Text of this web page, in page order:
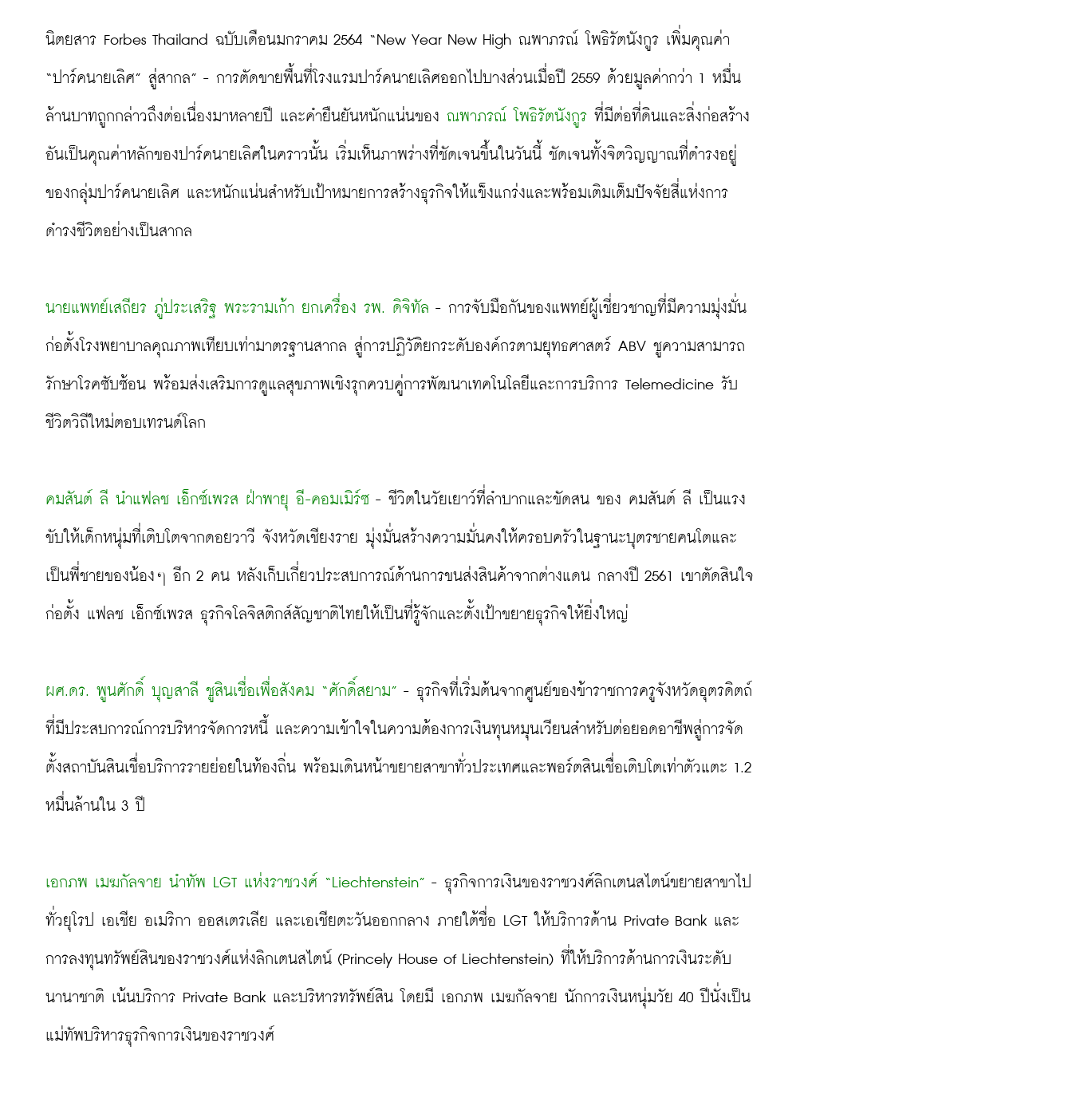
นิตยสาร Forbes Thailand ฉบับเดือนมกราคม 2564 “New Year New High ณพาภรณ์ โพธิรัตนังกูร เพิ่มคุณค่า
“ปาร์คนายเลิศ” สู่สากล” - การตัดขายพื้นที่โรงแรมปาร์คนายเลิศออกไปบางส่วนเมื่อปี 2559 ด้วยมูลค่ากว่า 1 หมื่น
ล้านบาทถูกกล่าวถึงต่อเนื่องมาหลายปี และคำยืนยันหนักแน่นของ ณพาภรณ์ โพธิรัตนังกูร ที่มีต่อที่ดินและสิ่งก่อสร้าง
อันเป็นคุณค่าหลักของปาร์คนายเลิศในคราวนั้น เริ่มเห็นภาพร่างที่ชัดเจนขึ้นในวันนี้ ชัดเจนทั้งจิตวิญญาณที่ดำรงอยู่
ของกลุ่มปาร์คนายเลิศ และหนักแน่นสำหรับเป้าหมายการสร้างธุรกิจให้แข็งแกร่งและพร้อมเติมเต็มปัจจัยสี่แห่งการ
ดำรงชีวิตอย่างเป็นสากล
นายแพทย์เสถียร ภู่ประเสริฐ พระรามเก้า ยกเครื่อง รพ. ดิจิทัล - การจับมือกันของแพทย์ผู้เชี่ยวชาญที่มีความมุ่งมั่น
ก่อตั้งโรงพยาบาลคุณภาพเทียบเท่ามาตรฐานสากล สู่การปฏิวัติยกระดับองค์กรตามยุทธศาสตร์ ABV ชูความสามารถ
รักษาโรคซับซ้อน พร้อมส่งเสริมการดูแลสุขภาพเชิงรุกควบคู่การพัฒนาเทคโนโลยีและการบริการ Telemedicine รับ
ชีวิตวิถีใหม่ตอบเทรนด์โลก
คมสันต์ ลี นำแฟลช เอ็กซ์เพรส ฝ่าพายุ อี-คอมเมิร์ซ - ชีวิตในวัยเยาว์ที่ลำบากและขัดสน ของ คมสันต์ ลี เป็นแรง
ขับให้เด็กหนุ่มที่เติบโตจากดอยวาวี จังหวัดเชียงราย มุ่งมั่นสร้างความมั่นคงให้ครอบครัวในฐานะบุตรชายคนโตและ
เป็นพี่ชายของน้องๆ อีก 2 คน หลังเก็บเกี่ยวประสบการณ์ด้านการขนส่งสินค้าจากต่างแดน กลางปี 2561 เขาตัดสินใจ
ก่อตั้ง แฟลช เอ็กซ์เพรส ธุรกิจโลจิสติกส์สัญชาติไทยให้เป็นที่รู้จักและตั้งเป้าขยายธุรกิจให้ยิ่งใหญ่
ผศ.ดร. พูนศักดิ์ บุญสาลี ชูสินเชื่อเพื่อสังคม “ศักดิ์สยาม” - ธุรกิจที่เริ่มต้นจากศูนย์ของข้าราชการครูจังหวัดอุตรดิตถ์
ที่มีประสบการณ์การบริหารจัดการหนี้ และความเข้าใจในความต้องการเงินทุนหมุนเวียนสำหรับต่อยอดอาชีพสู่การจัด
ตั้งสถาบันสินเชื่อบริการรายย่อยในท้องถิ่น พร้อมเดินหน้าขยายสาขาทั่วประเทศและพอร์ตสินเชื่อเติบโตเท่าตัวแตะ 1.2
หมื่นล้านใน 3 ปี
เอกภพ เมฆกัลจาย นำทัพ LGT แห่งราชวงศ์ “Liechtenstein” - ธุรกิจการเงินของราชวงศ์ลิกเตนสไตน์ขยายสาขาไป
ทั่วยุโรป เอเชีย อเมริกา ออสเตรเลีย และเอเชียตะวันออกกลาง ภายใต้ชื่อ LGT ให้บริการด้าน Private Bank และ
การลงทุนทรัพย์สินของราชวงศ์แห่งลิกเตนสไตน์ (Princely House of Liechtenstein) ที่ให้บริการด้านการเงินระดับ
นานาชาติ เน้นบริการ Private Bank และบริหารทรัพย์สิน โดยมี เอกภพ เมฆกัลจาย นักการเงินหนุ่มวัย 40 ปีนั่งเป็น
แม่ทัพบริหารธุรกิจการเงินของราชวงศ์